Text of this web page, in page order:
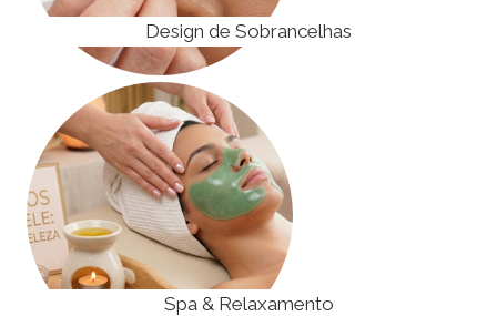
Design de Sobrancelhas
Spa & Relaxamento